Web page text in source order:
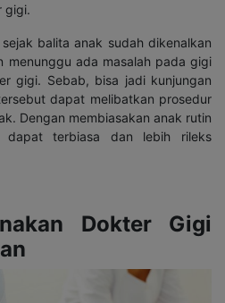
gigi.
balita anak sudah dikenalkan
menunggu ada masalah pada gigi
gigi. Sebab, bisa jadi kunjungan
dapat melibatkan prosedur
Dengan membiasakan anak rutin
dapat terbiasa dan lebih rileks
Dokter Gigi